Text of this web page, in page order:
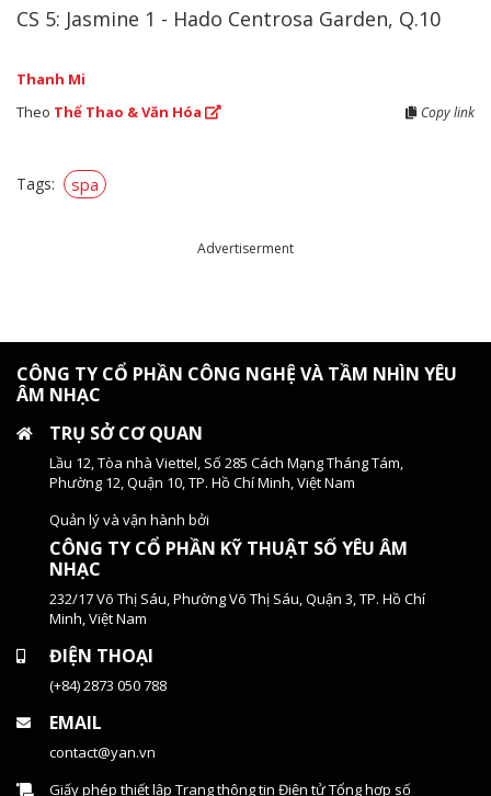
CS 5: Jasmine 1 - Hado Centrosa Garden, Q.10
Thanh Mi
Theo Thể Thao & Văn Hóa Copy link
Tags: spa
Advertiserment
CÔNG TY CỔ PHẦN CÔNG NGHỆ VÀ TẦM NHÌN YÊU
ÂM NHẠC
TRỤ SỞ CƠ QUAN
Lầu 12, Tòa nhà Viettel, Số 285 Cách Mạng Tháng Tám,
Phường 12, Quận 10, TP. Hồ Chí Minh, Việt Nam
Quản lý và vận hành bởi
CÔNG TY CỔ PHẦN KỸ THUẬT SỐ YÊU ÂM
NHẠC
232/17 Võ Thị Sáu, Phường Võ Thị Sáu, Quận 3, TP. Hồ Chí
Minh, Việt Nam
ĐIỆN THOẠI
(+84) 2873 050 788
EMAIL
contact@yan.vn
Giấy phép thiết lập Trang thông tin Điện tử Tổng hợp số